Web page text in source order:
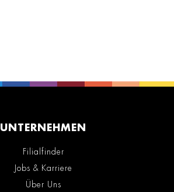
UNTERNEHMEN
Filialfinder
Jobs & Karriere
Über Uns